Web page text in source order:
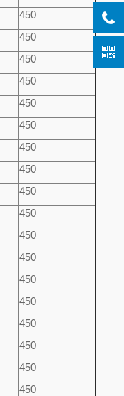
450
450
450
450
450
450
450
450
450
450
450
450
450
450
450
450
450
450